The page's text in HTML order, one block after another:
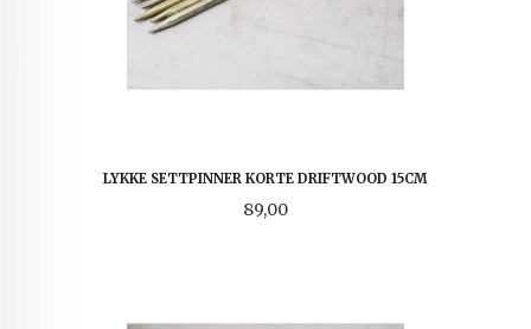
LYKKE SETTPINNER KORTE DRIFTWOOD 15CM
Pris
89,00